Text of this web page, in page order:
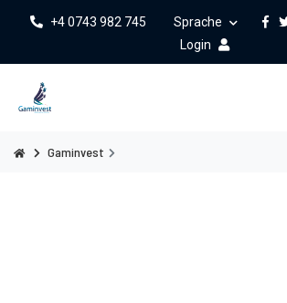
+4 0743 982 745
Sprache
Login
Gaminvest